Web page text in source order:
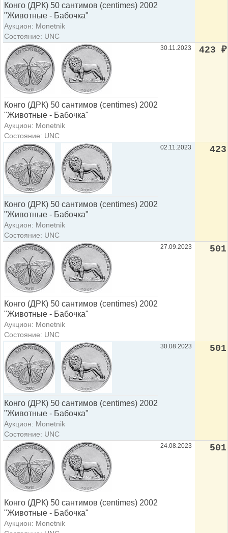
Конго (ДРК) 50 сантимов (centimes) 2002
"Животные - Бабочка"
Аукцион: Monetnik
Состояние: UNC
Конго (ДРК) 50 сантимов (centimes) 2002
"Животные - Бабочка"
Аукцион: Monetnik
Состояние: UNC
30.11.2023 423 ₽
Конго (ДРК) 50 сантимов (centimes) 2002
"Животные - Бабочка"
Аукцион: Monetnik
Состояние: UNC
02.11.2023 423
Конго (ДРК) 50 сантимов (centimes) 2002
"Животные - Бабочка"
Аукцион: Monetnik
Состояние: UNC
27.09.2023 501
Конго (ДРК) 50 сантимов (centimes) 2002
"Животные - Бабочка"
Аукцион: Monetnik
Состояние: UNC
30.08.2023 501
Конго (ДРК) 50 сантимов (centimes) 2002
"Животные - Бабочка"
Аукцион: Monetnik
24.08.2023 501